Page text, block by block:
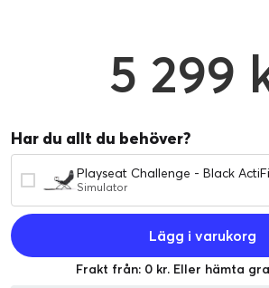
5 299
Har du allt du behöver?
Playseat Challenge - Black
Simulator
Lägg i varukorg
Frakt från: 0 kr. Eller hämta